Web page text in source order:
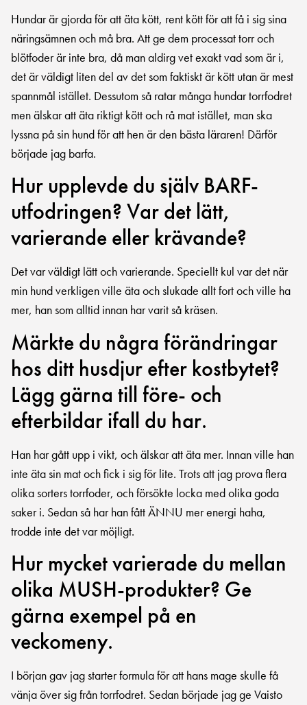
Hundar är gjorda för att äta kött, rent kött för att få i sig sina
näringsämnen och må bra. Att ge dem processat torr och
blötfoder är inte bra, då man aldirg vet exakt vad som är i,
det är väldigt liten del av det som faktiskt är kött utan är mest
spannmål istället. Dessutom så ratar många hundar torrfodret
men älskar att äta riktigt kött och rå mat istället, man ska
lyssna på sin hund för att hen är den bästa läraren! Därför
började jag barfa.
Hur upplevde du själv BARF-
utfodringen? Var det lätt,
varierande eller krävande?
Det var väldigt lätt och varierande. Speciellt kul var det när
min hund verkligen ville äta och slukade allt fort och ville ha
mer, han som alltid innan har varit så kräsen.
Märkte du några förändringar
hos ditt husdjur efter kostbytet?
Lägg gärna till före- och
efterbildar ifall du har.
Han har gått upp i vikt, och älskar att äta mer. Innan ville han
inte äta sin mat och fick i sig för lite. Trots att jag prova flera
olika sorters torrfoder, och försökte locka med olika goda
saker i. Sedan så har han fått ÄNNU mer energi haha,
trodde inte det var möjligt.
Hur mycket varierade du mellan
olika MUSH-produkter? Ge
gärna exempel på en
veckomeny.
I början gav jag starter formula för att hans mage skulle få
vänja över sig från torrfodret. Sedan började jag ge Vaisto